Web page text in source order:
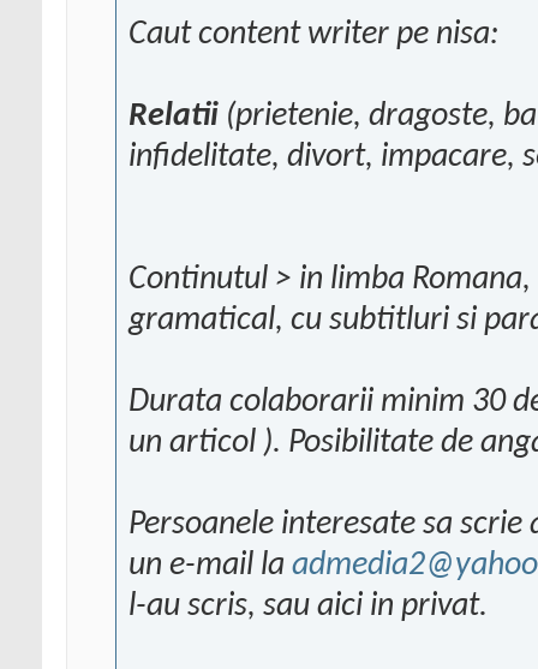
Caut content writer pe nisa:
Relatii (prietenie, dragoste,
infidelitate, divort, impacare,
Continutul > in limba
gramatical, cu subtitluri si
Durata colaborarii minim 30
un articol ). Posibilitate de
Persoanele interesate sa
un e-mail la
l-au scris, sau aici in privat.